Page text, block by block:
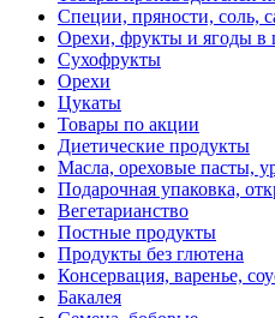
Специи, пряности, соль,
Орехи, фрукты и ягоды в
Сухофрукты
Орехи
Цукаты
Товары по акции
Диетические продукты
Масла, ореховые пасты,
Подарочная упаковка,
Вегетарианство
Постные продукты
Продукты без глютена
Консервация, варенье,
Бакалея